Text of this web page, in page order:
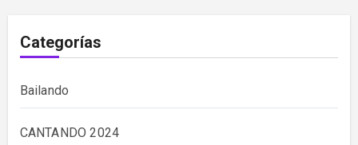
Categorías
Bailando
CANTANDO 2024